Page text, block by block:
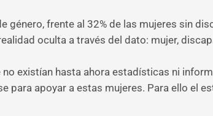
género, frente al 32% de las mujeres sin
oculta a través del dato: mujer,
existían hasta ahora estadísticas ni
para apoyar a estas mujeres. Para ello el